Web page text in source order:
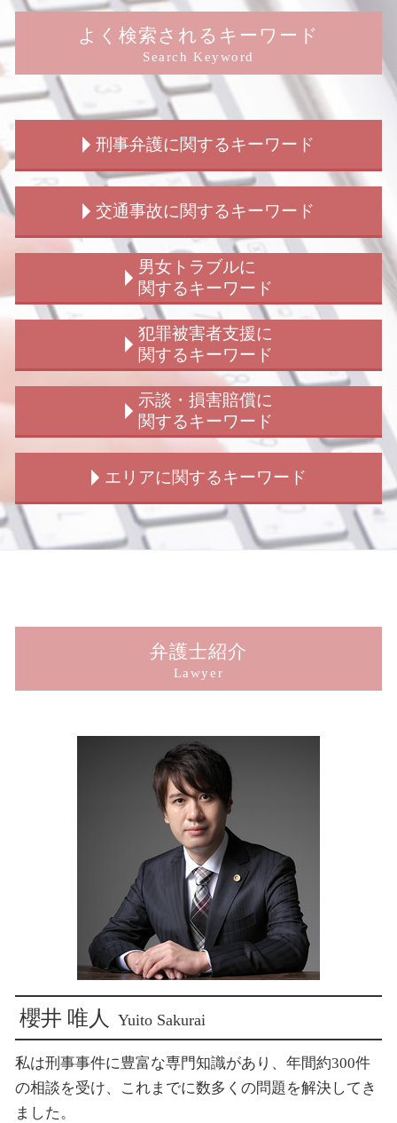
よく検索されるキーワード
Search Keyword
刑事弁護に関するキーワード
刑事弁護 被害者
刑事事件 慰謝料請求
刑事事件 時効
刑事事件 訴えたい
放火罪 種類
刑事事件 不起訴
刑事事件 示談 民事
刑事弁護
刑事事件 弁護士 費用
不同意性交等罪 構成要件
刑事事件 訴える
刑事事件 弁護士 費用 被害者
刑事事件 弁護士
拘禁刑 懲役 違い
刑事弁護 異議
交通事故に関するキーワード
交通事故 保険 解決
交通事故 弁護士
交通事故 人身
交通事故慰謝料 弁護士
交通事故 流れ
交通事故 慰謝料 弁護士基準
交通事故 弁護士特約
交通事故 加害者
交通事故 裁判 加害者
交通事故 示談 請求書
交通事故 加害者 弁護士
交通事故 問題 法律
交通事故 解決しない
信号のない 交差点 事故 過失割合
交通事故 過失割合 納得 いかない
男女トラブルに
関するキーワード
シェアハウス 男女トラブル
婚約破棄 慰謝料 請求
ストーカー被害
子供の認知 弁護士
会社 男女トラブル
結婚詐欺
結婚詐欺 慰謝料
結婚詐欺 訴える
男女トラブル 弁護士
ストーカー被害 慰謝料 弁護士
ストーカー 警察 動かない
ストーカー被害 弁護士
結婚詐欺 訴えられた
犯罪被害者支援に
関するキーワード
犯罪被害給付制度
窃盗被害 相談
強制わいせつ被害 相談
犯罪被害者支援 弁護士
窃盗 詐欺 横領
横領被害 相談
のぞき被害 相談
犯罪被害給付制度 法律
犯罪被害給付制度 見直し
犯罪被害給付制度 事故
犯罪被害給付制度 詐欺
犯罪被害給付制度とは
示談・損害賠償に
関するキーワード
損害賠償 示談 期間
損害賠償 示談 流れ
示談 損害賠償 違い
示談交渉 弁護士 期間
損害賠償 示談 傷害
示談交渉 被害者側
損害賠償 請求 方法
事故 示談 損害賠償
示談 損害賠償請求
損害賠償 裁判 示談
損害賠償 請求されたら
損害賠償 示談 訴訟
エリアに関するキーワード
新宿 のぞき 被害
新宿 犯罪被害者支援
新宿 ストーカー相談
新宿 交通事故解決
新宿 強制わいせつ 被害
東京 刑事弁護
新宿 交通事故 示談交渉
新宿 子供の認知
新宿 ストーカー被害
新宿 犯罪被害給付制度
弁護士紹介
Lawyer
櫻井 唯人 Yuito Sakurai
私は刑事事件に豊富な専門知識があり、年間約300件
の相談を受け、これまでに数多くの問題を解決してき
ました。